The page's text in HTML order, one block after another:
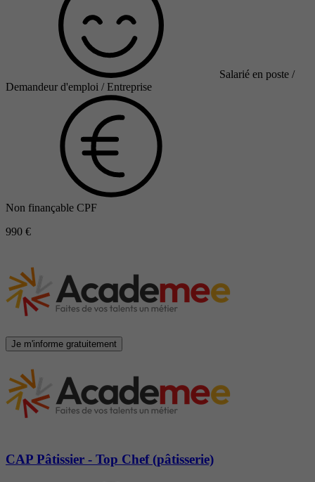
Salarié en poste /
Demandeur d'emploi / Entreprise
Non finançable CPF
990 €
Je m'informe gratuitement
CAP Pâtissier - Top Chef (pâtisserie)